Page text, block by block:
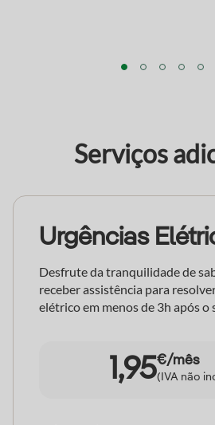
Serviços
Urgências
Desfrute da tranquilidade de
receber assistência para
elétrico em menos de 3h após o
1,95€/mês
(IVA não